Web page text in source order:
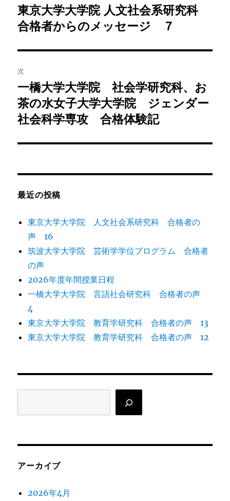
稿
ナ
ビ
ゲ
ー
シ
前
の
稿:
東京大学大学院 人文社会系研究科
合格者からのメッセージ ７
次
次
の
投
一橋大学大学院 社会学研究科、お
茶の水女子大学大学院 ジェンダー
社会科学専攻 合格体験記
最近の投稿
東京大学大学院 人文社会系研究科 合格者の
声 16
筑波大学大学院 芸術学学位プログラム 合格者
の声
2026年度年間授業日程
一橋大学大学院 言語社会研究科 合格者の声
4
東京大学大学院 教育学研究科 合格者の声 13
東京大学大学院 教育学研究科 合格者の声 12
アーカイブ
2026年4月